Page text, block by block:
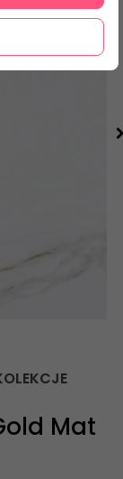
Mat